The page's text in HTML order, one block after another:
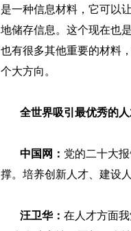
是一种信息材料，它可以
地储存信息。这个现在也
也有很多其他重要的材料
个大方向。
全世界吸引最优秀的
中国网： 党的二十大
撑。培养创新人才、建设
汪卫华： 在人才方面